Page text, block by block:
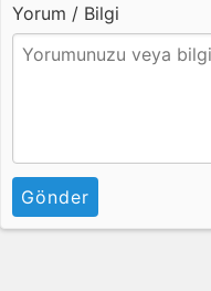
Yorum / Bilgi
Gönder